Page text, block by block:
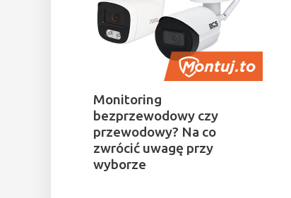
Monitoring
bezprzewodowy czy
przewodowy? Na co
zwrócić uwagę przy
wyborze